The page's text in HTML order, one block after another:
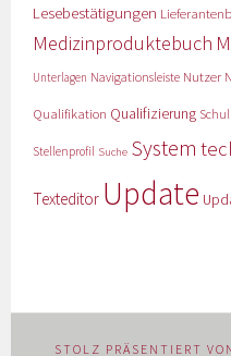
Lesebestätigungen
Medizinproduktebuch
Unterlagen Navigationsleiste Nutzer
Qualifikation Qualifizierung
Stellenprofil Suche System
Texteditor Update
STOLZ PRÄSENTIERT